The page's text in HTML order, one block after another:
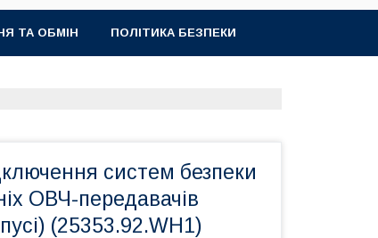
ТА ОБМІН ПОЛІТИКА БЕЗПЕКИ
систем безпеки
ОВЧ-передавачів
(25353.92.WH1)